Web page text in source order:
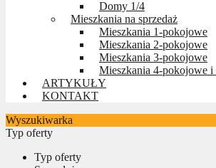
Domy 1/4
Mieszkania na sprzedaż
Mieszkania 1-pokojowe
Mieszkania 2-pokojowe
Mieszkania 3-pokojowe
Mieszkania 4-pokojowe i
ARTYKUŁY
KONTAKT
Wyszukiwarka
Typ oferty
Typ oferty